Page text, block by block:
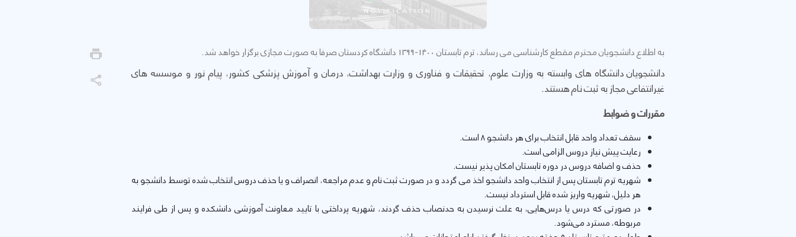
به اطلاع دانشجویان محترم مقطع کارشناسی می رساند، ترم تابستان 1400-1399 دانشگاه کردستان صرفا به صورت مجازی برگزار خواهد شد.
دانشجویان دانشگاه های وابسته به وزارت علوم، تحقیقات و فناوری و وزارت بهداشت، درمان و آموزش پزشکی کشور، پیام نور و موسسه های
غیرانتفاعی مجاز به ثبت نام هستند.
مقررات و ضوابط
سقف تعداد واحد قابل انتخاب برای هر دانشجو 8 است.
رعایت پیش نیاز دروس الزامی است.
حذف و اضافه دروس در دوره تابستان امکان پذیر نیست.
شهریه ترم تابستان پس از انتخاب واحد دانشجو اخذ می گردد و در صورت ثبت نام و عدم مراجعه، انصراف و یا حذف دروس انتخاب شده توسط دانشجو به
هر دلیل، شهریه واریز شده قابل استرداد نیست.
در صورتی که درس یا درس‌هایی، به علت نرسیدن به حدنصاب حذف گردند، شهریه پرداختی با تایید معاونت آموزشی دانشکده و پس از طی فرایند
مربوطه، مسترد می‌شود.